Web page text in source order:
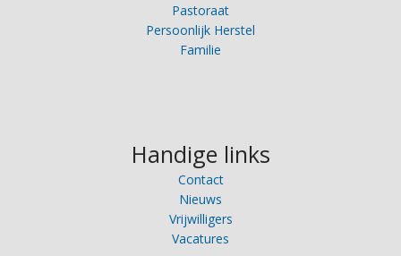
Pastoraat
Persoonlijk Herstel
Familie
Handige links
Contact
Nieuws
Vrijwilligers
Vacatures